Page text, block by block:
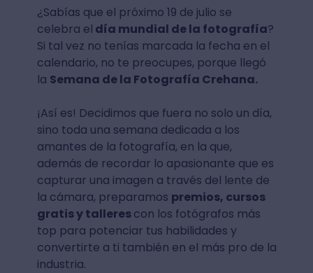
¿Sabías que el próximo 19 de julio se
celebra el día mundial de la fotografía?
Si tal vez no tenías marcada la fecha en el
calendario, no te preocupes, porque llegó
la Semana de la Fotografía Crehana.
¡Así es! Decidimos que fuera no solo un día,
sino toda una semana dedicada a los
amantes de la fotografía, en la que,
además de recordar lo apasionante que es
capturar una imagen a través del lente de
la cámara, preparamos premios, cursos
gratis y tallerescon los fotógrafos más
top para potenciar tus habilidades y
convertirte a ti también en el más pro de la
industria.